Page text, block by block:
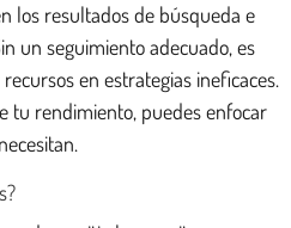
los resultados de búsqueda e
un seguimiento adecuado, es
en estrategias ineficaces.
tu rendimiento, puedes enfocar